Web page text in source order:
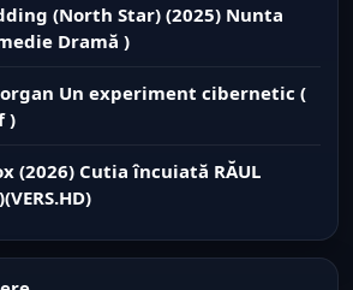
(North Star) (2025) Nunta
Dramă )
Un experiment cibernetic (
)
(2026) Cutia încuiată RĂUL